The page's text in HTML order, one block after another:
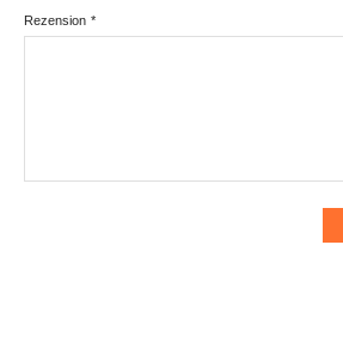
*
Rezension